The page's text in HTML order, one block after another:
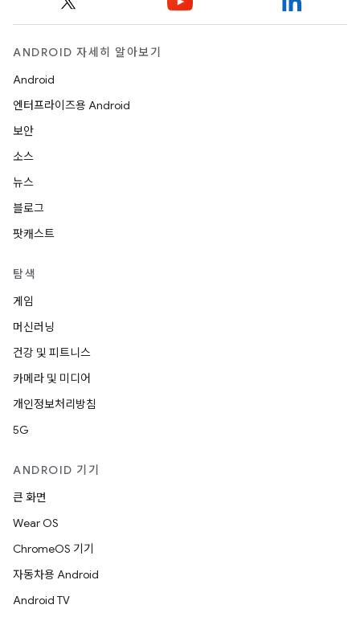
ANDROID 자세히 알아보기
Android
엔터프라이즈용 Android
보안
소스
뉴스
블로그
팟캐스트
탐색
게임
머신러닝
건강 및 피트니스
카메라 및 미디어
개인정보처리방침
5G
ANDROID 기기
큰 화면
Wear OS
ChromeOS 기기
자동차용 Android
Android TV